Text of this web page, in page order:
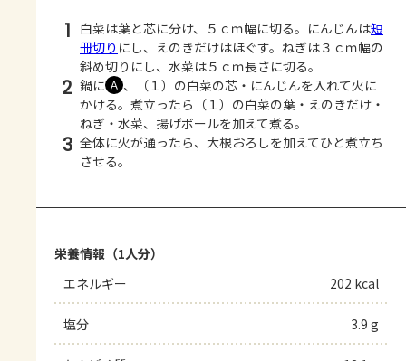
1 白菜は葉と芯に分け、５ｃｍ幅に切る。にんじんは短
冊切り にし、えのきだけはほぐす。ねぎは３ｃｍ幅の
斜め切りにし、水菜は５ｃｍ長さに切る。
2 鍋に Ａ 、（１）の白菜の芯・にんじんを入れて火に
かける。煮立ったら（１）の白菜の葉・えのきだけ・
ねぎ・水菜、揚げボールを加えて煮る。
3 全体に火が通ったら、大根おろしを加えてひと煮立ち
させる。
栄養情報（1人分）
エネルギー
202 kcal
塩分 3.9 g